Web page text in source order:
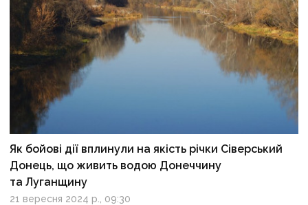
Як бойові дії вплинули на якість річки Сіверський
Донець, що живить водою Донеччину
та Луганщину
21 вересня 2024 р., 09:30